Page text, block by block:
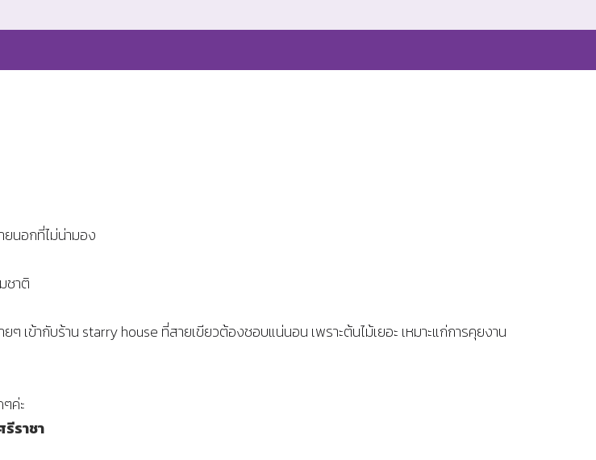
ยนอกที่ไม่น่ามอง
ชาติ
เข้ากับร้าน starry house ที่สายเขียวต้องชอบแน่นอน เพราะต้นไม้เยอะ เหมาะแก่การคุยงาน
ค่ะ
ราชา